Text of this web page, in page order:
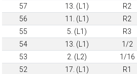
57
13. (L1) R2
56
11. (L1) R2
55
5. (L1) R3
54
13. (L1) 1/2
53
2. (L2) 1/16
52
17. (L1) R1